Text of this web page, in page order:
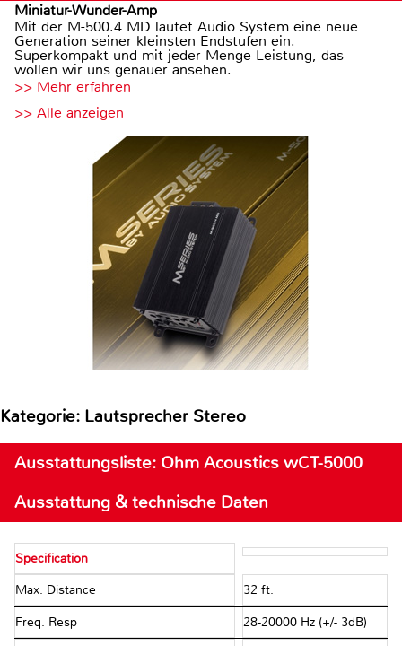
Miniatur-Wunder-Amp
Mit der M-500.4 MD läutet Audio System eine neue
Generation seiner kleinsten Endstufen ein.
Superkompakt und mit jeder Menge Leistung, das
wollen wir uns genauer ansehen.
>> Mehr erfahren
>> Alle anzeigen
Kategorie: Lautsprecher Stereo
Ausstattungsliste: Ohm Acoustics wCT-5000
Ausstattung & technische Daten
Specification
Max. Distance 32 ft.
Freq. Resp 28-20000 Hz (+/- 3dB)